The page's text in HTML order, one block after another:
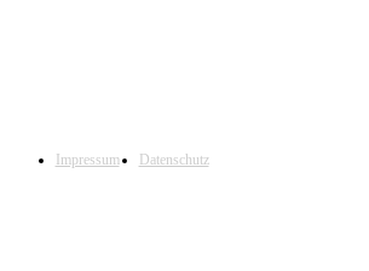
Impressum Datenschutz